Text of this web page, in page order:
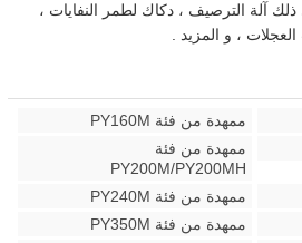
آلة الترصيف ، دكاك لطمر النفايات ،
، و المزيد .
ممهدة من فئة PY160M
ممهدة من فئة
PY200M/PY200MH
ممهدة من فئة PY240M
ممهدة من فئة PY350M